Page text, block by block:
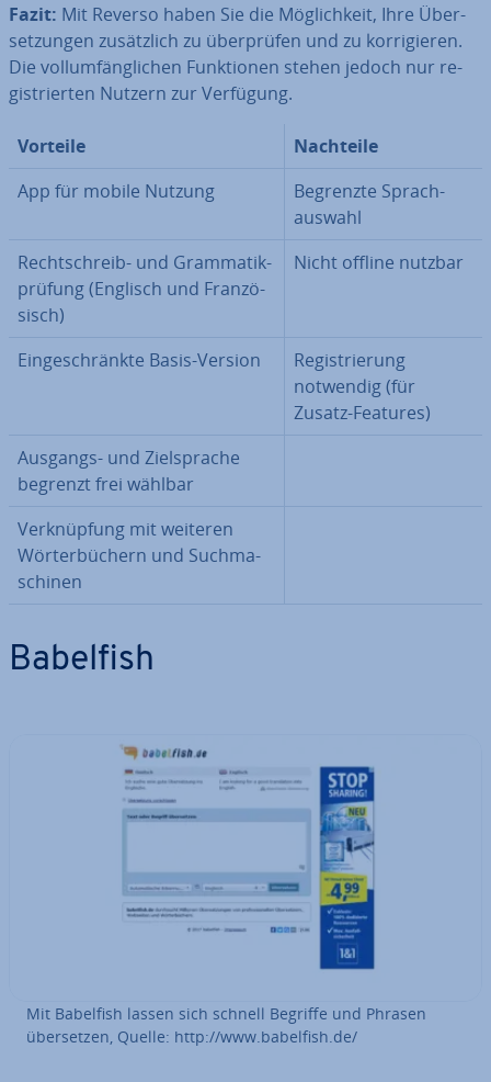
Fazit: Mit Reverso haben Sie die Mög­lich­keit, Ihre Über­
set­zun­gen zu­sätz­lich zu über­prü­fen und zu kor­ri­gie­ren.
Die voll­um­fäng­li­chen Funk­tio­nen stehen jedoch nur re­
gis­trier­ten Nutzern zur Verfügung.
Vorteile
Nachteile
App für mobile Nutzung
Begrenzte Sprach­
aus­wahl
Recht­schreib- und Gram­ma­tik­
prü­fung (Englisch und Fran­zö­
sisch)
Nicht offline nutzbar
Ein­ge­schränk­te Basis-Version
Re­gis­trie­rung
notwendig (für
Zusatz-Features)
Ausgangs- und Ziel­spra­che
begrenzt frei wählbar
Ver­knüp­fung mit weiteren
Wör­ter­bü­chern und Such­ma­
schi­nen
Babelfish
Mit Babelfish lassen sich schnell Begriffe und Phrasen
über­set­zen, Quelle: http://www.babelfish.de/